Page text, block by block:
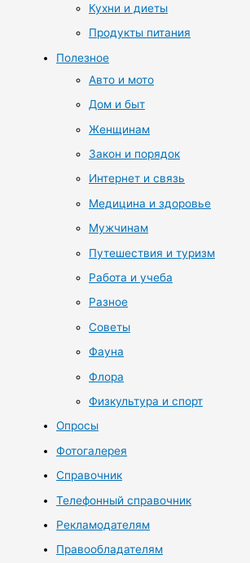
Кухни и диеты
Продукты питания
Полезное
Авто и мото
Дом и быт
Женщинам
Закон и порядок
Интернет и связь
Медицина и здоровье
Мужчинам
Путешествия и туризм
Работа и учеба
Разное
Советы
Фауна
Флора
Физкультура и спорт
Опросы
Фотогалерея
Справочник
Телефонный справочник
Рекламодателям
Правообладателям